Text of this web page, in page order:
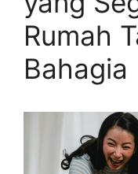
Rumah
Bahagia